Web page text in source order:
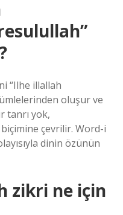
“Ilhe illallah
oluşur ve
tanrı yok,
biçimine çevrilir. Word-i
dinin özünün
zikri ne için